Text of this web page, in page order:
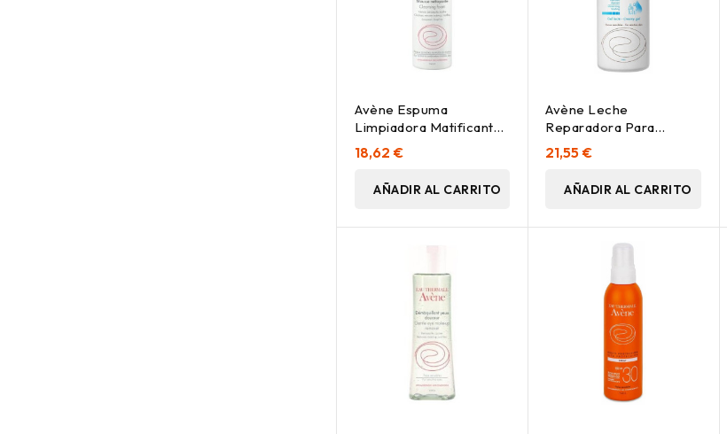
Avène Espuma
Limpiadora Matificante,
150 Ml
18,62 €
AÑADIR AL CARRITO
Avène Leche
Reparadora Para
Después Del Sol, 400
Ml
21,55 €
AÑADIR AL CARRITO